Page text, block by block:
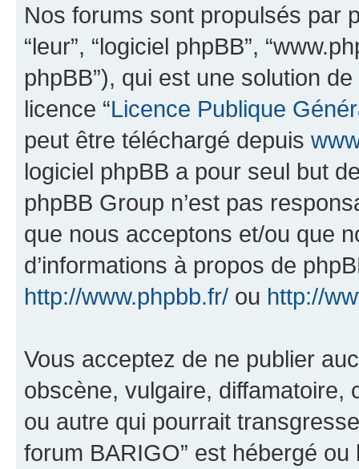
Nos forums sont propulsés par
“leur”, “logiciel phpBB”,
phpBB”), qui est une solution
licence “Licence Publique
peut être téléchargé depuis
logiciel phpBB a pour seul but
phpBB Group n’est pas
que nous acceptons et/ou que
d’informations à propos de
http://www.phpbb.fr/ ou http://
Vous acceptez de ne publier
obscène, vulgaire, diffamatoire,
ou autre qui pourrait
forum BARIGO” est hébergé